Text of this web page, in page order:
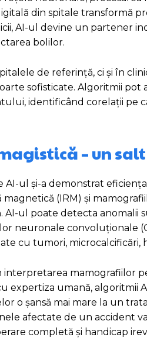
din spitale transformă
AI-ul devine un partener
bolilor.
de referință, ci și în
sofisticate. Algoritmii
identificând corelații
– un
ul și-a demonstrat
(IRM) și
ul poate detecta anomalii
neuronale convoluționale
cu tumori, microcalcificări,
mamografiilor
expertiza umană, algoritmii
o șansă mai mare la un
afectate de un accident
completă și handicap